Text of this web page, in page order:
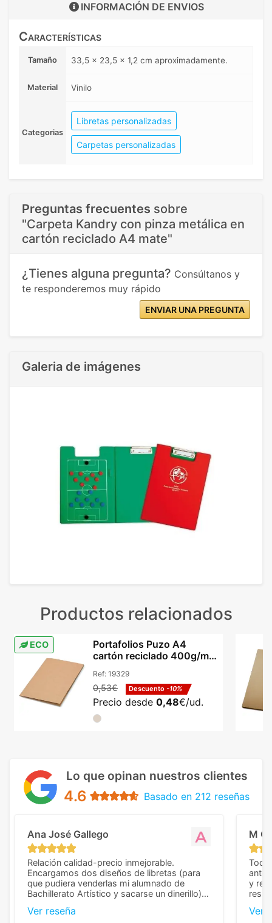
INFORMACIÓN DE ENVIOS
Características
Tamaño 33,5 x 23,5 x 1,2 cm aproximadamente.
Material Vinilo
Categorias
Libretas personalizadas
Carpetas personalizadas
Preguntas frecuentes sobre
"Carpeta Kandry con pinza metálica en
cartón reciclado A4 mate"
¿Tienes alguna pregunta? Consúltanos y
te responderemos muy rápido
ENVIAR UNA PREGUNTA
Galeria de imágenes
Productos relacionados
ECO
Portafolios Puzo A4
cartón reciclado 400g/m²
Ref: 19329
0,53€ Descuento -10%
Precio desde 0,48€/ud.
Lo que opinan nuestros clientes
4.6 Basado en 212 reseñas
Ana José Gallego
Relación calidad-precio inmejorable.
Encargamos dos diseños de libretas (para
que pudiera venderlas mi alumnado de
Bachillerato Artístico y sacarse un dinerillo) y
diferencia, con libretas de muy buena calidad
Ver reseña
M C
Todo
y
Ver